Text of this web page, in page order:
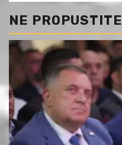
NE PROPUSTITE